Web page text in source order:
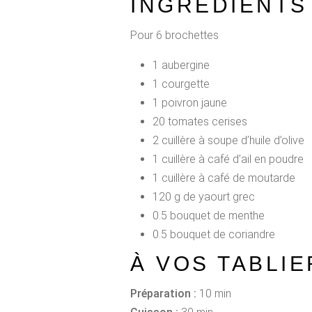
INGRÉDIENTS
Pour 6 brochettes
1 aubergine
1 courgette
1 poivron jaune
20 tomates cerises
2 cuillère à soupe d’huile d’olive
1 cuillère à café d’ail en poudre
1 cuillère à café de moutarde
120 g de yaourt grec
0.5 bouquet de menthe
0.5 bouquet de coriandre
À VOS
Préparation : 10 min